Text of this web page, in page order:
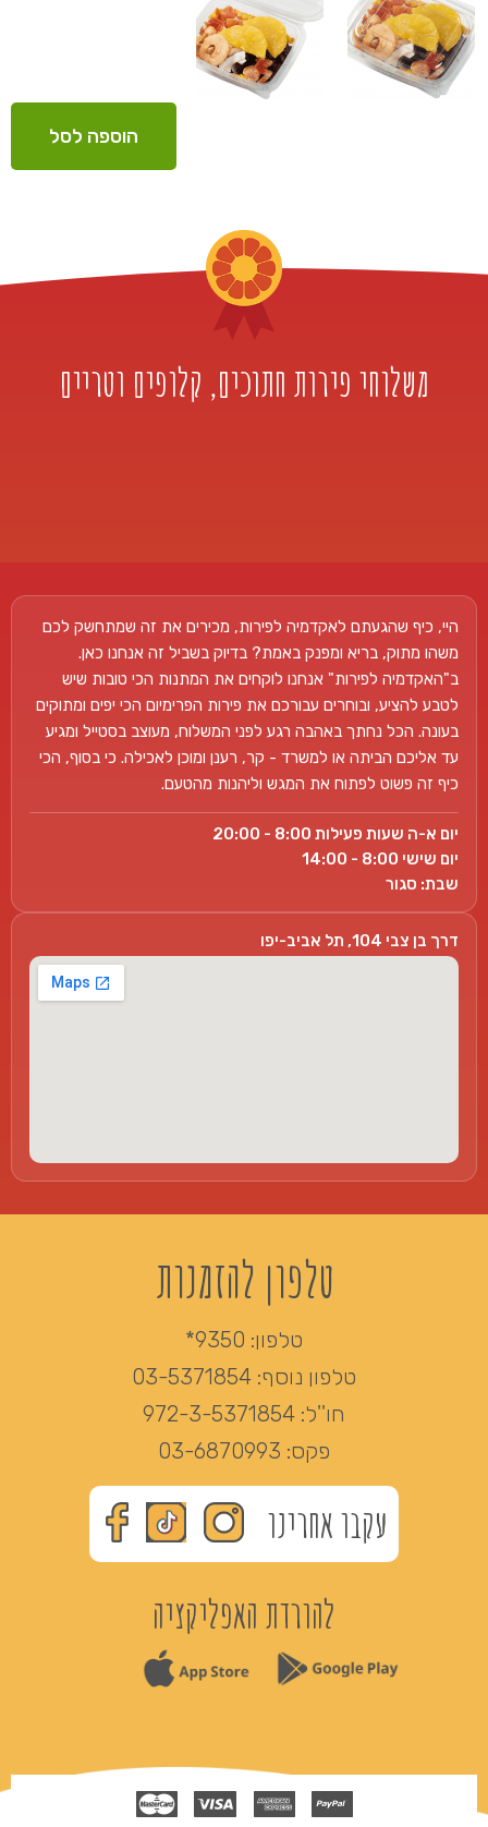
הוספה לסל
משלוחי פירות חתוכים, קלופים וטריים
היי, כיף שהגעתם לאקדמיה לפירות, מכירים את זה שמתחשק לכם
משהו מתוק, בריא ומפנק באמת? בדיוק בשביל זה אנחנו כאן.
ב"האקדמיה לפירות" אנחנו לוקחים את המתנות הכי טובות שיש
לטבע להציע, ובוחרים עבורכם את פירות הפרימיום הכי יפים ומתוקים
בעונה. הכל נחתך באהבה רגע לפני המשלוח, מעוצב בסטייל ומגיע
עד אליכם הביתה או למשרד - קר, רענן ומוכן לאכילה. כי בסוף, הכי
כיף זה פשוט לפתוח את המגש וליהנות מהטעם.
יום א-ה שעות פעילות 8:00 - 20:00
יום שישי 8:00 - 14:00
שבת: סגור
דרך בן צבי 104, תל אביב-יפו
טלפון להזמנות
טלפון: 9350*
טלפון נוסף: 03-5371854
חו''ל: 972-3-5371854
פקס: 03-6870993
עקבו אחרינו
להורדת האפליקציה